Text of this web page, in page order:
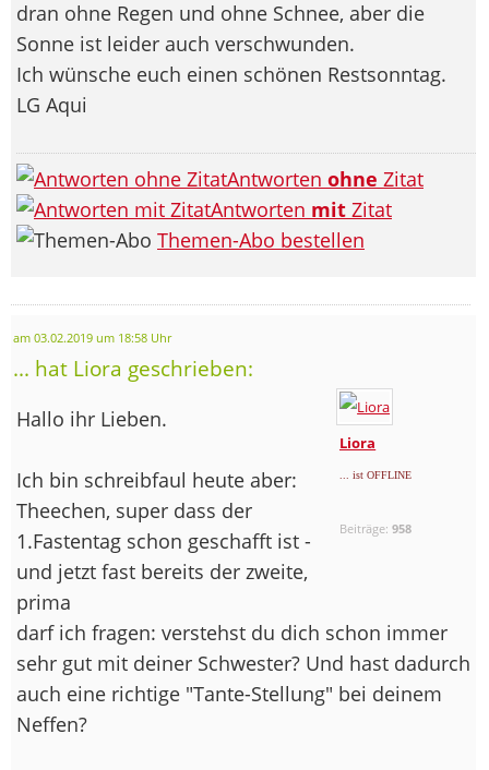
dran ohne Regen und ohne Schnee, aber die
Sonne ist leider auch verschwunden.
Ich wünsche euch einen schönen Restsonntag.
LG Aqui
Antworten ohne Zitat
Antworten mit Zitat
Themen-Abo bestellen
am 03.02.2019 um 18:58 Uhr
... hat Liora geschrieben:
Liora
... ist OFFLINE
Beiträge:958
Hallo ihr Lieben.
Ich bin schreibfaul heute aber:
Theechen, super dass der
1.Fastentag schon geschafft ist -
und jetzt fast bereits der zweite,
prima
darf ich fragen: verstehst du dich schon immer
sehr gut mit deiner Schwester? Und hast dadurch
auch eine richtige "Tante-Stellung" bei deinem
Neffen?